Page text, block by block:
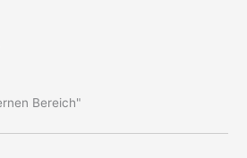
Bereich"